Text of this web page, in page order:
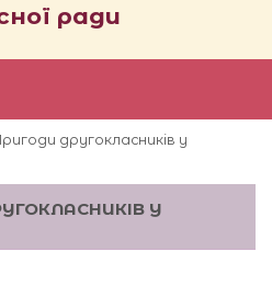
ради
другокласників у
У